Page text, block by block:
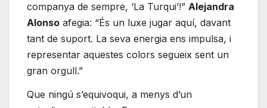
companya de sempre, ‘La Turqui’!” Alejandra
Alonso afegia: “És un luxe jugar aquí, davant
tant de suport. La seva energia ens impulsa, i
representar aquestes colors segueix sent un
gran orgull.”
Que ningú s’equivoqui, a menys d’un